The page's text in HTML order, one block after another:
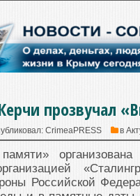
прозвучал
CrimeaPRESS в
Российской